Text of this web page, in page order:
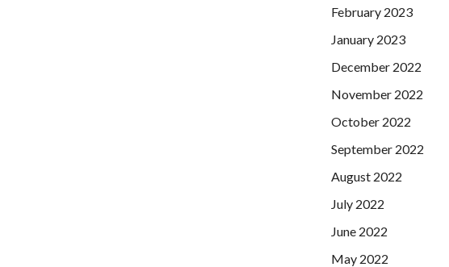
February 2023
January 2023
December 2022
November 2022
October 2022
September 2022
August 2022
July 2022
June 2022
May 2022